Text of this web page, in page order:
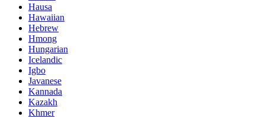
Hausa
Hawaiian
Hebrew
Hmong
Hungarian
Icelandic
Igbo
Javanese
Kannada
Kazakh
Khmer